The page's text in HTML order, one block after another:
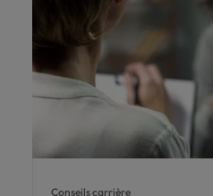
Conseils carrière